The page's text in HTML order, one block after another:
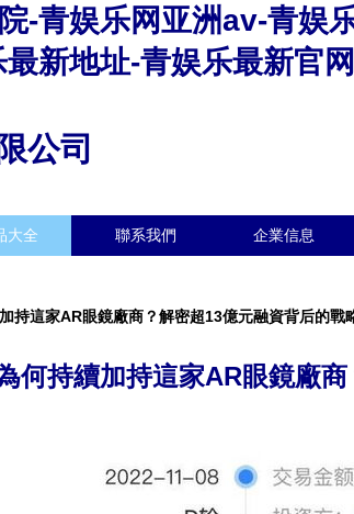
-青娱乐网亚洲av-青娱
新地址-青娱乐最新官网
公司
大全 聯系我們 企業信息
持這家AR眼鏡廠商？解密超13億元融資背后的戰
何持續加持這家AR眼鏡廠